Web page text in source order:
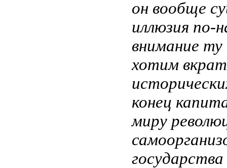
он вообще
иллюзия по-
внимание
хотим
конец
миру